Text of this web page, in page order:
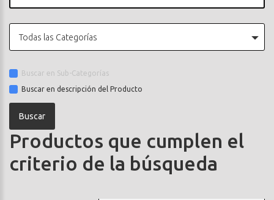
Todas las Categorías
Buscar en Sub-Categorías
Buscar en descripción del Producto
Productos que cumplen el
criterio de la búsqueda